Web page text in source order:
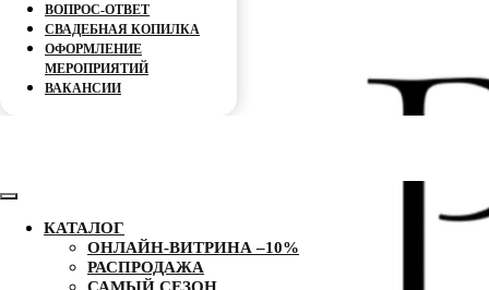
ВОПРОС-ОТВЕТ
СВАДЕБНАЯ КОПИЛКА
ОФОРМЛЕНИЕ
МЕРОПРИЯТИЙ
ВАКАНСИИ
КАТАЛОГ
ОНЛАЙН-ВИТРИНА –10%
РАСПРОДАЖА